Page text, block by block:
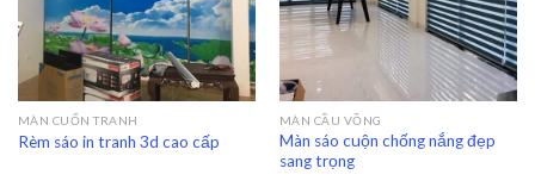
MÀN CUỐN TRANH
Rèm sáo in tranh 3d cao cấp
MÀN CẦU VỒNG
Màn sáo cuộn chống nắng đẹp
sang trọng